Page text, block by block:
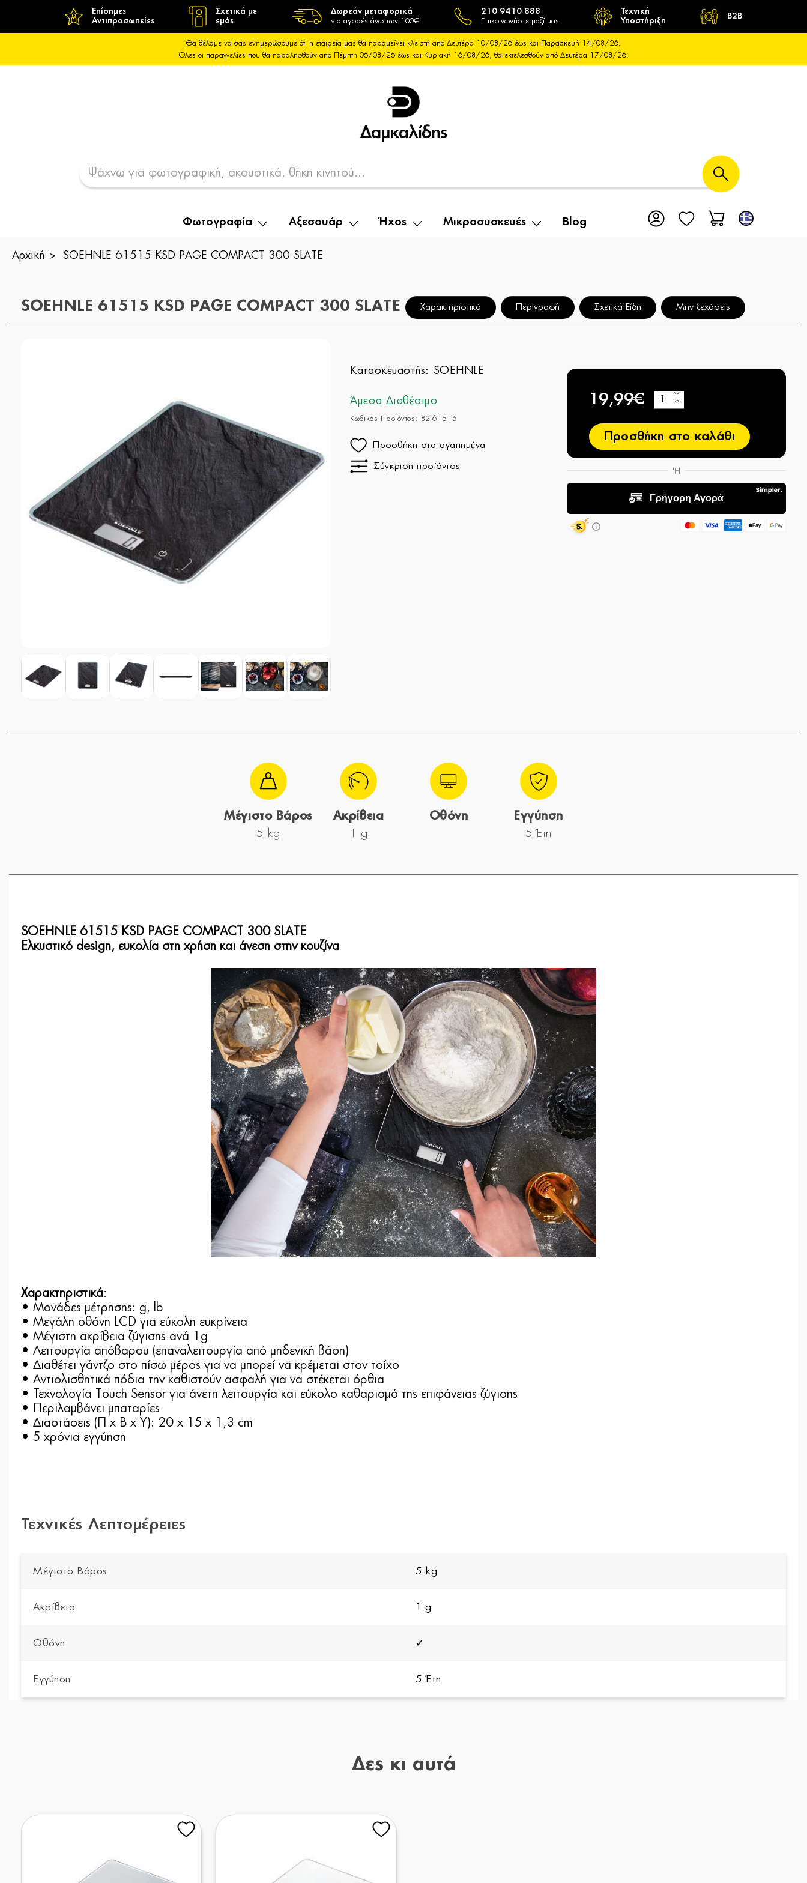
Επίσημες
Αντιπροσωπείες
Σχετικά με
εμάς
Δωρεάν μεταφορικά
για αγορές άνω των 100€
210 9410 888
Επικοινωνήστε μαζί μας
Τεχνική
Υποστήριξη
B2B
Θα θέλαμε να σας ενημερώσουμε ότι η εταιρεία μας θα παραμείνει κλειστή από Δευτέρα 10/08/26 έως και Παρασκευή 14/08/26.
Όλες οι παραγγελίες που θα παραληφθούν από Πέμπτη 06/08/26 έως και Κυριακή 16/08/26, θα εκτελεσθούν από Δευτέρα 17/08/26.
Φωτογραφία Αξεσουάρ Ήχος Μικροσυσκευές Blog
Αρχική SOEHNLE 61515 KSD PAGE COMPACT 300 SLATE
SOEHNLE 61515 KSD PAGE COMPACT 300 SLATE Χαρακτηριστικά Περιγραφή Σχετικά Είδη Μην ξεχάσεις
Κατασκευαστής: SOEHNLE
Άμεσα Διαθέσιμο
Κωδικός Προϊόντος: 82-61515
Προσθήκη στα αγαπημένα
Σύγκριση προϊόντος
19,99€ −
+
Προσθήκη στο καλάθι
Μέγιστο Βάρος
5 kg
Ακρίβεια
1 g
Οθόνη
Εγγύηση
5 Έτη
SOEHNLE 61515 KSD PAGE COMPACT 300 SLATE
Ελκυστικό design, ευκολία στη χρήση και άνεση στην κουζίνα
Χαρακτηριστικά:
• Μονάδες μέτρησης: g, lb
• Μεγάλη οθόνη LCD για εύκολη ευκρίνεια
• Μέγιστη ακρίβεια ζύγισης ανά 1g
• Λειτουργία απόβαρου (επαναλειτουργία από μηδενική βάση)
• Διαθέτει γάντζο στο πίσω μέρος για να μπορεί να κρέμεται στον τοίχο
• Αντιολισθητικά πόδια την καθιστούν ασφαλή για να στέκεται όρθια
• Τεχνολογία Touch Sensor για άνετη λειτουργία και εύκολο καθαρισμό της επιφάνειας ζύγισης
• Περιλαμβάνει μπαταρίες
• Διαστάσεις (Π x Β x Υ): 20 x 15 x 1,3 cm
• 5 χρόνια εγγύηση
Τεχνικές Λεπτομέρειες
Μέγιστο Βάρος 5 kg
Ακρίβεια 1 g
Οθόνη ✓
Εγγύηση 5 Έτη
Δες κι αυτά